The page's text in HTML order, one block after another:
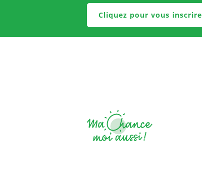
Cliquez pour vous inscrire